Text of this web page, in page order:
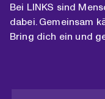
Bei LINKS sind
dabei. Gemeinsam
Bring dich ein und